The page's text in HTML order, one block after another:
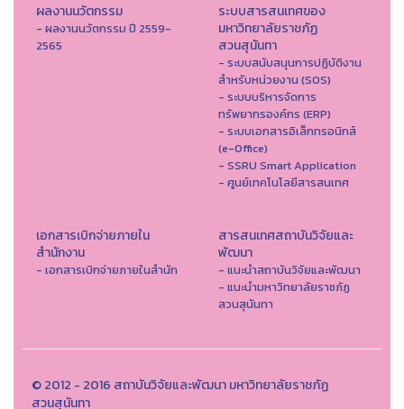
ผลงานนวัตกรรม
- ผลงานนวัตกรรม ปี 2559-
2565
ระบบสารสนเทศของ
มหาวิทยาลัยราชภัฏ
สวนสุนันทา
- ระบบสนับสนุนการปฏิบัติงาน
สำหรับหน่วยงาน (SOS)
- ระบบบริหารจัดการ
ทรัพยากรองค์กร (ERP)
- ระบบเอกสารอิเล็กทรอนิกส์
(e-Office)
- SSRU Smart Application
- ศูนย์เทคโนโลยีสารสนเทศ
เอกสารเบิกจ่ายภายใน
สำนักงาน
- เอกสารเบิกจ่ายภายในสำนัก
สารสนเทศสถาบันวิจัยและ
พัฒนา
- แนะนำสถาบันวิจัยและพัฒนา
- แนะนำมหาวิทยาลัยราชภัฏ
สวนสุนันทา
© 2012 - 2016 สถาบันวิจัยและพัฒนา มหาวิทยาลัยราชภัฏ
สวนสุนันทา